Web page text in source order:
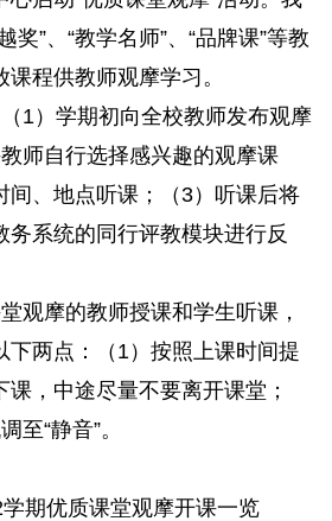
奖”、 “教学名师”、 “品牌课”等教
程供教师观摩学习。
1）学期初向全校教师发布观摩
师自行选择感兴趣的观摩课
间、地点听课；（3）听课后将
务系统的同行评教模块进行反
观摩的教师授课和学生听课，
下两点：（ 1）按照上课时间提
，中途尽量不要离开课堂；
至“静音”。
学期优质课堂观摩开课一览